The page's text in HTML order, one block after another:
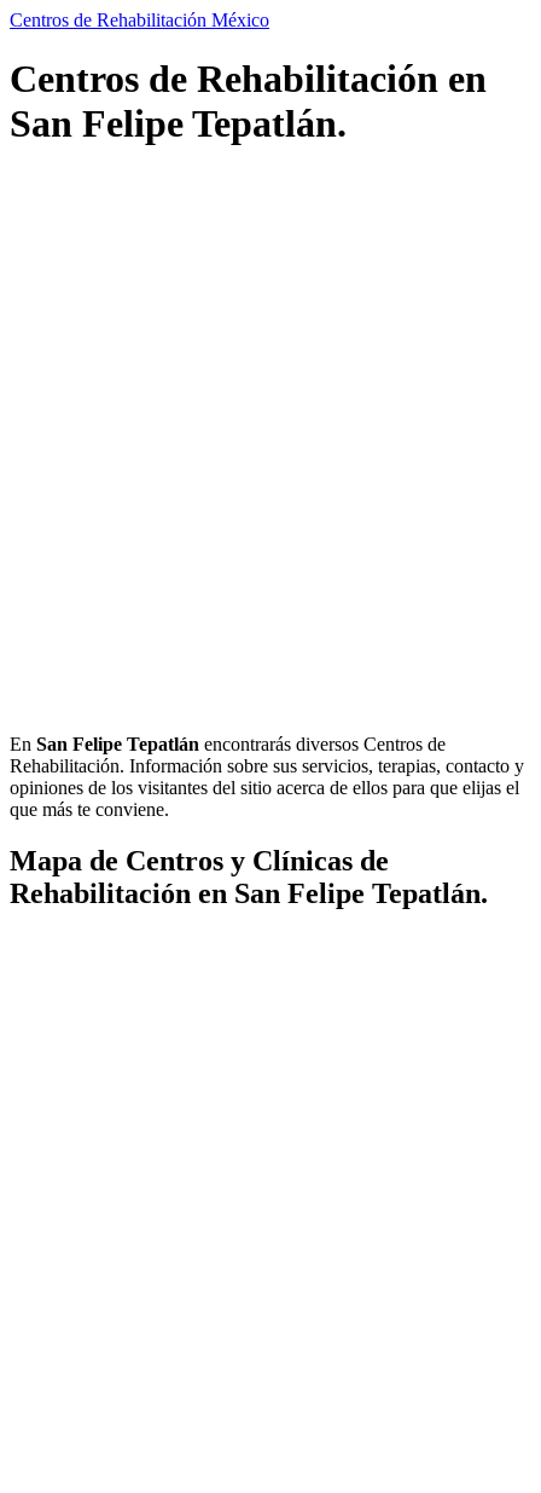
Centros de Rehabilitación México
Centros de Rehabilitación en
San Felipe Tepatlán.
En San Felipe Tepatlán encontrarás diversos Centros de
Rehabilitación. Información sobre sus servicios, terapias, contacto y
opiniones de los visitantes del sitio acerca de ellos para que elijas el
que más te conviene.
Mapa de Centros y Clínicas de
Rehabilitación en San Felipe Tepatlán.